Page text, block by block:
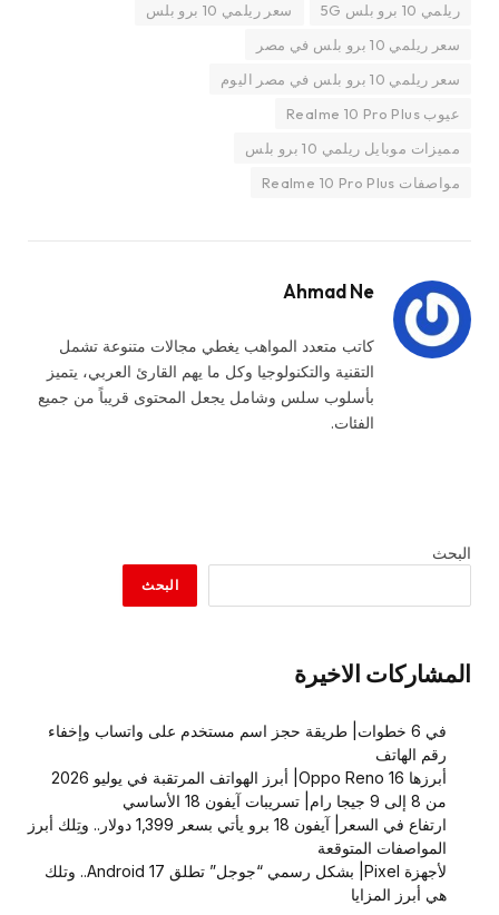
ريلمي 10 برو بلس 5G
سعر ريلمي 10 برو بلس
سعر ريلمي 10 برو بلس في مصر
سعر ريلمي 10 برو بلس في مصر اليوم
عيوب Realme 10 Pro Plus
مميزات موبايل ريلمي 10 برو بلس
مواصفات Realme 10 Pro Plus
Ahmad Ne
كاتب متعدد المواهب يغطي مجالات متنوعة تشمل
التقنية والتكنولوجيا وكل ما يهم القارئ العربي، يتميز
بأسلوب سلس وشامل يجعل المحتوى قريباً من جميع
الفئات.
البحث
البحث
المشاركات الاخيرة
في 6 خطوات| طريقة حجز اسم مستخدم على واتساب وإخفاء
رقم الهاتف
أبرزها Oppo Reno 16| أبرز الهواتف المرتقبة في يوليو 2026
من 8 إلى 9 جيجا رام| تسريبات آيفون 18 الأساسي
ارتفاع في السعر| آيفون 18 برو يأتي بسعر 1,399 دولار.. وتِلك أبرز
المواصفات المتوقعة
لأجهزة Pixel| بشكل رسمي “جوجل” تطلق Android 17.. وتلك
هي أبرز المزايا